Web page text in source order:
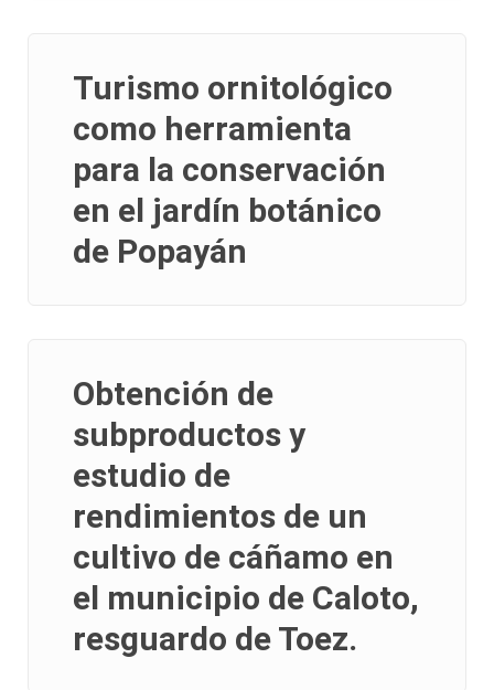
Turismo ornitológico
como herramienta
para la conservación
en el jardín botánico
de Popayán
Obtención de
subproductos y
estudio de
rendimientos de un
cultivo de cáñamo en
el municipio de Caloto,
resguardo de Toez.